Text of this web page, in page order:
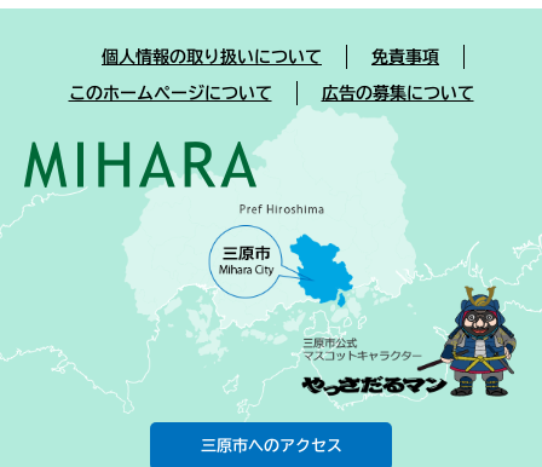
個人情報の取り扱いについて 免責事項
このホームページについて 広告の募集について
三原市へのアクセス